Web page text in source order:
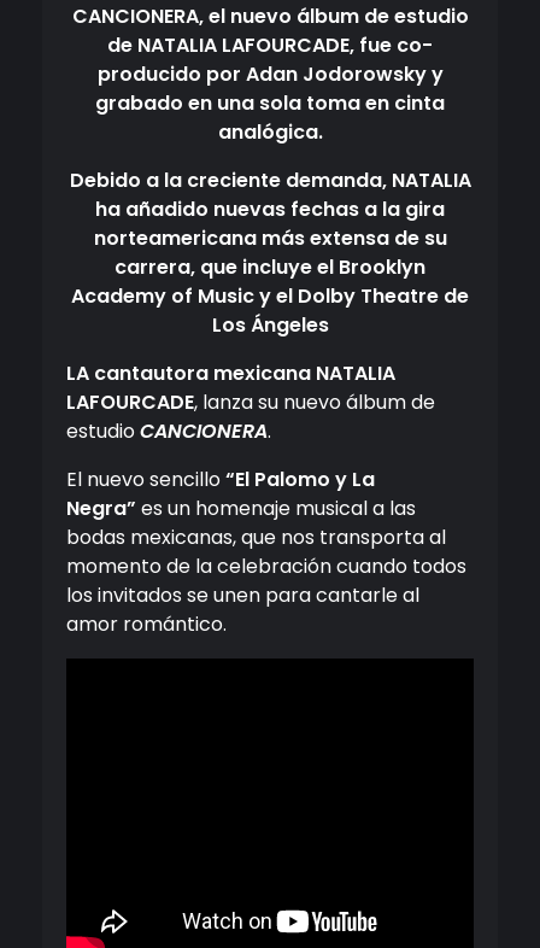
CANCIONERA, el nuevo álbum de estudio
de NATALIA LAFOURCADE, fue co-
producido por Adan Jodorowsky y
grabado en una sola toma en cinta
analógica.
Debido a la creciente demanda, NATALIA
ha añadido nuevas fechas a la gira
norteamericana más extensa de su
carrera, que incluye el Brooklyn
Academy of Music y el Dolby Theatre de
Los Ángeles
LA cantautora mexicana NATALIA
LAFOURCADE, lanza su nuevo álbum de
estudioCANCIONERA.
El nuevo sencillo“El Palomo y La
Negra” es un homenaje musical a las
bodas mexicanas, que nos transporta al
momento de la celebración cuando todos
los invitados se unen para cantarle al
amor romántico.